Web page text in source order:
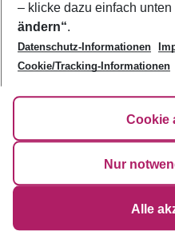
Bestpreisgarantie
Cookie-Richtlinie
Fakten
Service & Hilfe
Barrierefreies Reisen
Check-in
Newsletter
Folge uns
– klicke dazu einfach unten
ändern“.
Datenschutz-Informationen
Cookie/Tracking-Informationen
Cookie
Nur
Alle